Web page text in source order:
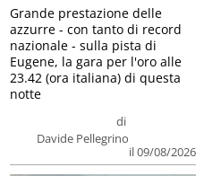
di
Davide Pellegrino
il 09/08/2026
Grande prestazione delle
azzurre - con tanto di record
nazionale - sulla pista di
Eugene, la gara per l'oro alle
23.42 (ora italiana) di questa
notte